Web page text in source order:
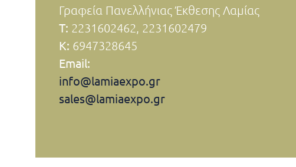
Γραφεία Πανελλήνιας Έκθεσης Λαμίας
Τ: 2231602462, 2231602479
Κ: 6947328645
Email:
info@lamiaexpo.gr
sales@lamiaexpo.gr